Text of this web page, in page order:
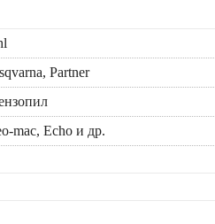
Partner
mac, Echo и др.